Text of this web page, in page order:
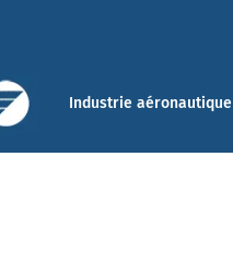
Industrie aéronautique